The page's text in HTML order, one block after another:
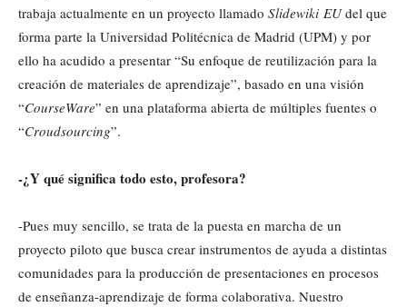
trabaja actualmente en un proyecto llamado Slidewiki EUdel que
forma parte la Universidad Politécnica de Madrid (UPM) y por
ello ha acudido a presentar “Su enfoque de reutilización para la
creación de materiales de aprendizaje”, basado en una visión
“CourseWare” en una plataforma abierta de múltiples fuentes o
“Croudsourcing”.
-¿Y qué significa todo esto, profesora?
-Pues muy sencillo, se trata de la puesta en marcha de un
proyecto piloto que busca crear instrumentos de ayuda a distintas
comunidades para la producción de presentaciones en procesos
de enseñanza-aprendizaje de forma colaborativa. Nuestro